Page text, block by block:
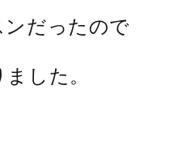
ンだったので
した。